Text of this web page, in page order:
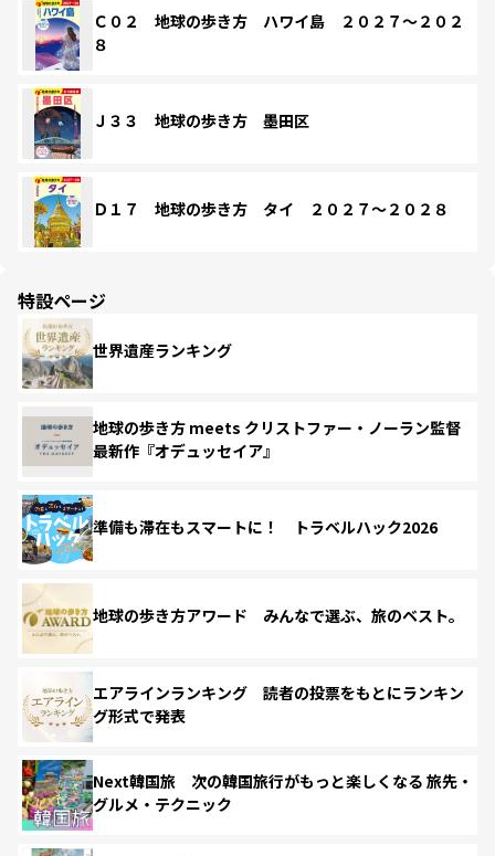
Ｃ０２ 地球の歩き方 ハワイ島 ２０２７～２０２
８
Ｊ３３ 地球の歩き方 墨田区
Ｄ１７ 地球の歩き方 タイ ２０２７～２０２８
特設ページ
世界遺産ランキング
地球の歩き方 meets クリストファー・ノーラン監督
最新作『オデュッセイア』
準備も滞在もスマートに！ トラベルハック2026
地球の歩き方アワード みんなで選ぶ、旅のベスト。
エアラインランキング 読者の投票をもとにランキン
グ形式で発表
Next韓国旅 次の韓国旅行がもっと楽しくなる 旅先・
グルメ・テクニック